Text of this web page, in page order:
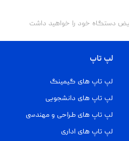
دستگاه خود را خواهید داشت
لپ تاپ
لپ تاپ های گیمینگ
لپ تاپ های دانشجویی
لپ تاپ های طراحی و مهندسی
لپ تاپ های اداری